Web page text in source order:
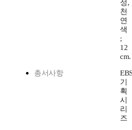
성,
천
연
색
;
12
cm.
총서사항
기
획
시
리
즈